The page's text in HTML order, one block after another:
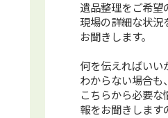
遺品整理をご希望
現場の詳細な状況
お聞きします。
何を伝えればいい
わからない場合も、
こちらから必要な
報をお聞きします